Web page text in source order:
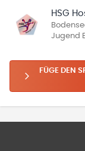
HSG
Jugend
FÜGE DEN